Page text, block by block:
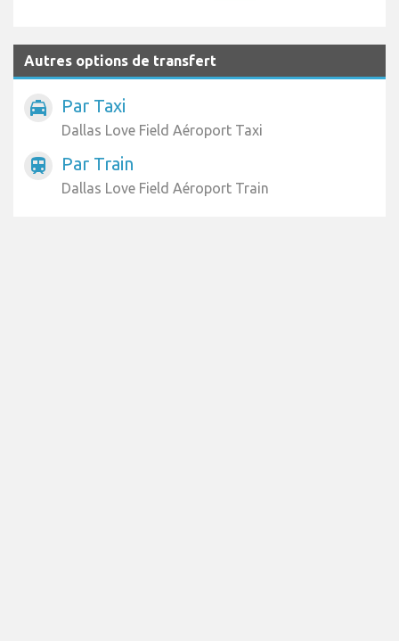
Autres options de transfert
local_taxi Par Taxi
Dallas Love Field Aéroport Taxi
train Par Train
Dallas Love Field Aéroport Train